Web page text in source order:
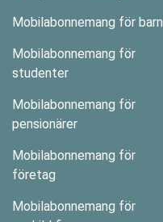
Mobilabonnemang för barn
Mobilabonnemang för
studenter
Mobilabonnemang för
pensionärer
Mobilabonnemang för
företag
Mobilabonnemang för